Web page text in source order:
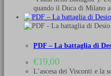
quando il Duca di Milano
PDF – La battaglia di
€19,00
L’ascesa dei Visconti e la